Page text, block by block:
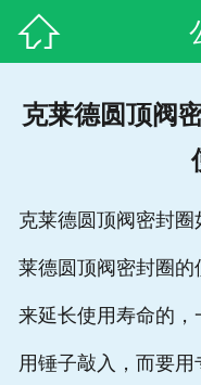

克莱德圆顶阀
克莱德圆顶阀密封
莱德圆顶阀密封圈
来延长使用寿命的
用锤子敲入，而要